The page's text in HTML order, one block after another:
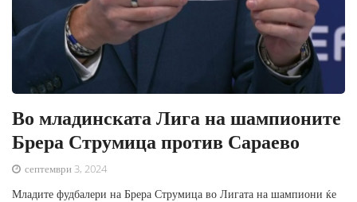
Во младинската Лига на шампионите
Брера Струмица против Сараево
септември 3, 2024
Младите фудбалери на Брера Струмица во Лигата на шампиони ќе